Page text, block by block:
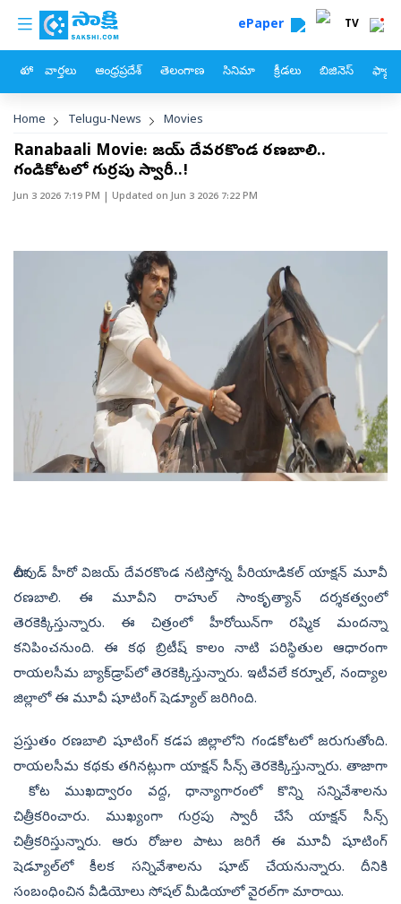
Skip to main content
custom menu ePaper TV
హోం వార్తలు ఆంధ్రప్రదేశ్ తెలంగాణ సినిమా క్రీడలు బిజినెస్
Breadcrumb
Home Telugu-News Movies
Ranabaali Movie: విజయ్ దేవరకొండ రణబాలి..
గండికోటలో గుర్రపు స్వారీ..!
Jun 3 2026 7:19 PM | Updated onJun 3 2026 7:22 PM
టాలీవుడ్ హీరో విజయ్ దేవరకొండ నటిస్తోన్న పీరియాడికల్ యాక్షన్ మూవీ
రణబాలి. ఈ మూవీని రాహుల్ సాంకృత్యాన్ దర్శకత్వంలో
తెరకెక్కిస్తున్నారు. ఈ చిత్రంలో హీరోయిన్‌గా రష్మిక మందన్నా
కనిపించనుంది. ఈ కథ బ్రిటీష్ కాలం నాటి పరిస్థితుల ఆధారంగా
రాయలసీమ బ్యాక్‌డ్రాప్‌లో తెరకెక్కిస్తున్నారు. ఇటీవలే కర్నూల్‌, నంద్యాల
జిల్లాలో ఈ మూవీ షూటింగ్ షెడ్యూల్‌ జరిగింది.
ప్రస్తుతం రణబాలి షూటింగ్ కడప జిల్లాలోని గండకోటలో జరుగుతోంది.
రాయలసీమ కథకు తగినట్లుగా యాక్షన్‌ సీన్స్‌ తెరకెక్కిస్తున్నారు. తాజాగా
కోట ముఖద్వారం వద్ద, ధాన్యాగారంలో కొన్ని సన్నివేశాలను
చిత్రీకరించారు. ముఖ్యంగా గుర్రపు స్వారీ చేసే యాక్షన్‌ సీన్స్‌
చిత్రీకరిస్తున్నారు. ఆరు రోజుల పాటు జరిగే ఈ మూవీ షూటింగ్
షెడ్యూల్‌లో కీలక సన్నివేశాలను షూట్ చేయనున్నారు. దీనికి
సంబంధించిన వీడియోలు సోషల్ మీడియాలో వైరల్‌గా మారాయి.